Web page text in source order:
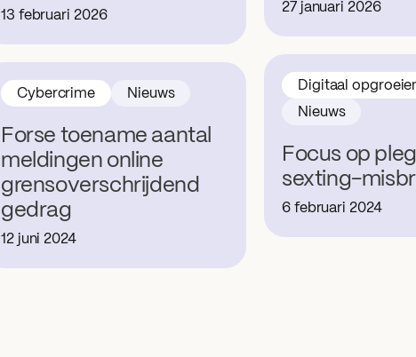
27 januari 2026
13 februari 2026
Focus op
sexting-
Digitaal
Nieuws
6 februari 2024
Forse toename aantal
meldingen online
grensoverschrijdend
gedrag
Cybercrime Nieuws
12 juni 2024